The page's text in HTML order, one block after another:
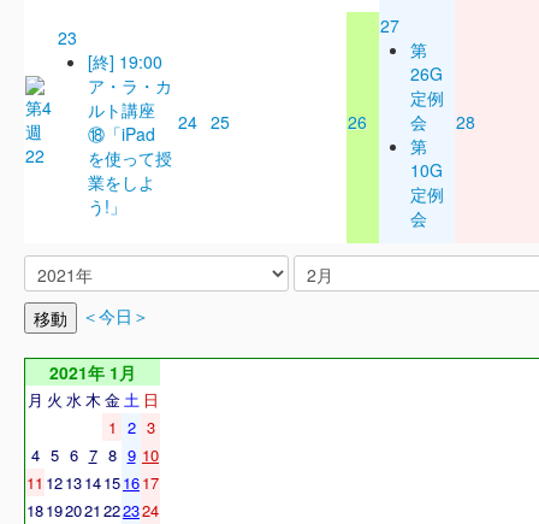
22
23
[終] 19:00
ア・ラ・カ
ルト講座
⑱「iPad
を使って授
業をしよ
う!」
24 25 26
27
第
26G
定例
会
第
10G
定例
会
28
＜今日＞
2021年 1月
月 火 水 木 金 土 日
1 2 3
4 5 6 7 8 9 10
11 121314151617
18192021 222324